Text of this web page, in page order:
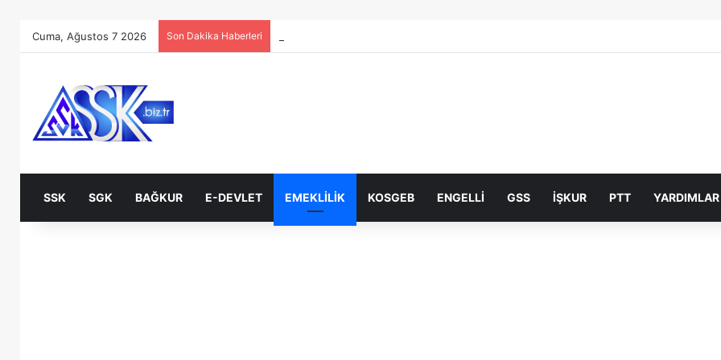
Cuma, Ağustos 7 2026 Son Dakika Haberleri
SSK SGK BAĞKUR E-DEVLET EMEKLILIK KOSGEB ENGELLI GSS İŞKUR PTT YARDIMLAR